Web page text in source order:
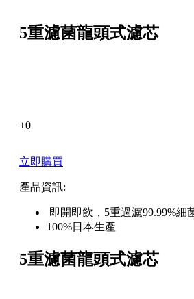
5重濾菌龍頭式濾芯
+0
立即購買
產品資訊:
即開即飲，5重過濾99.99%細
100%日本生產
5重濾菌龍頭式濾芯